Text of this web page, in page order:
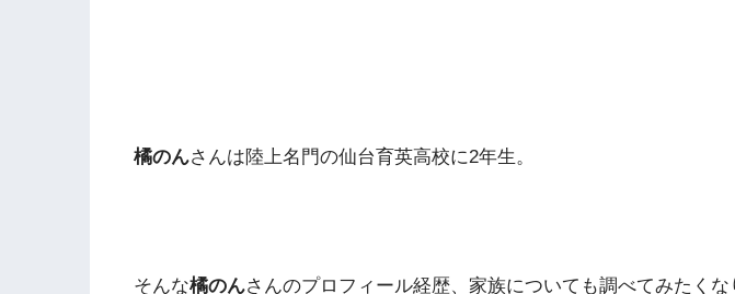
橘のんさんは陸上名門の仙台育英高校に2年生。
そんな橘のんさんのプロフィール経歴、家族についても調べてみたくな